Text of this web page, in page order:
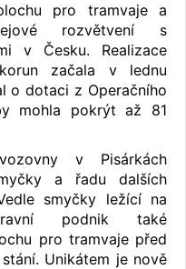
pro tramvaje a
rozvětvení s
v Česku. Realizace
začala v lednu
o dotaci z Operačního
mohla pokrýt až 81
v Pisárkách
a řadu dalších
smyčky ležící na
podnik také
pro tramvaje před
Unikátem je nově